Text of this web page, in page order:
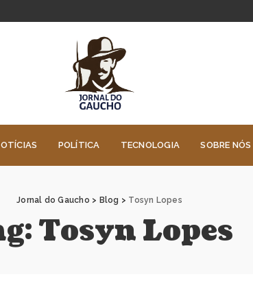
POLÍTICA TECNOLOGIA SOBRE NÓS
Jornal do Gaucho > Blog > Tosyn Lopes
Tosyn Lopes